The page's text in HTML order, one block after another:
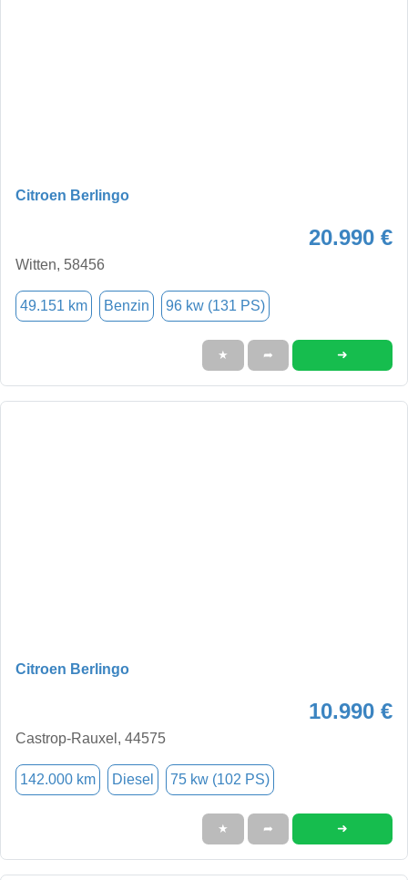
Citroen Berlingo
20.990 €
Witten, 58456
49.151 km Benzin 96 kw (131 PS)
★ ➦ ➜
Citroen Berlingo
10.990 €
Castrop-Rauxel, 44575
142.000 km Diesel 75 kw (102 PS)
★ ➦ ➜